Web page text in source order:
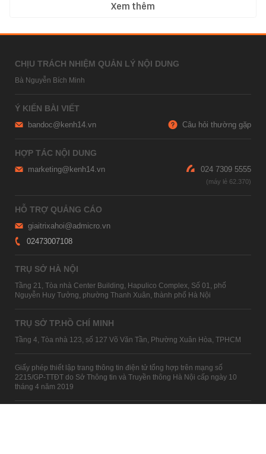
Xem thêm
CHỊU TRÁCH NHIỆM QUẢN LÝ NỘI DUNG
Bà Nguyễn Bích Minh
Ý KIẾN BÀI VIẾT
bandoc@kenh14.vn Câu hỏi thường gặp
HỢP TÁC NỘI DUNG
marketing@kenh14.vn 024 7309 5555
HỖ TRỢ QUẢNG CÁO
giaitrixahoi@admicro.vn
02473007108
TRỤ SỞ HÀ NỘI
Tầng 21, Tòa nhà Center Building, Hapulico Complex, Số 01, phố
Nguyễn Huy Tưởng, phường Thanh Xuân, thành phố Hà Nội
TRỤ SỞ TP.HỒ CHÍ MINH
Tầng 4, Tòa nhà 123, số 127 Võ Văn Tần, Phường Xuân Hòa, TPHCM
Giấy phép thiết lập trang thông tin điện tử tổng hợp trên mạng số
2215/GP-TTĐT do Sở Thông tin và Truyền thông Hà Nội cấp ngày 10
tháng 4 năm 2019